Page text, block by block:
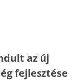
az új
fejlesztése